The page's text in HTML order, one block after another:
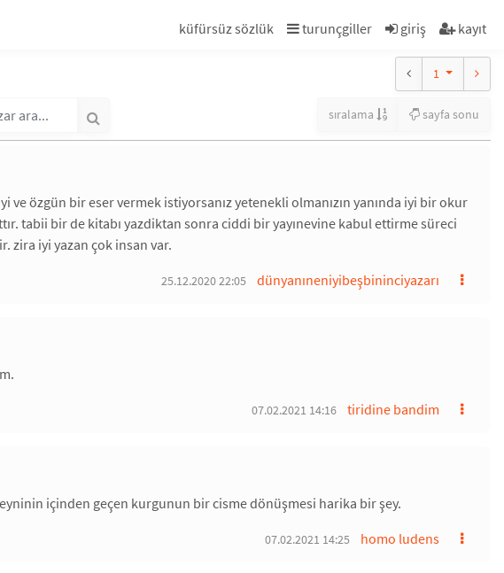
küfürsüz sözlük turunçgiller giriş kayıt
1
sıralama sayfa sonu
özgün bir eser vermek istiyorsanız yetenekli olmanızın yanında iyi bir okur
tabii bir de kitabı yazdiktan sonra ciddi bir yayınevine kabul ettirme süreci
zira iyi yazan çok insan var.
dünyanıneniyibeşbininciyazarı
25.12.2020 22:05
tiridine bandim
07.02.2021 14:16
içinden geçen kurgunun bir cisme dönüşmesi harika bir şey.
homo ludens
07.02.2021 14:25